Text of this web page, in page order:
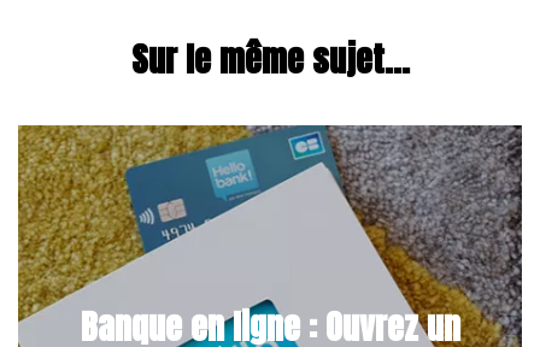
Sur le même sujet...
Banque en ligne : Ouvrez un